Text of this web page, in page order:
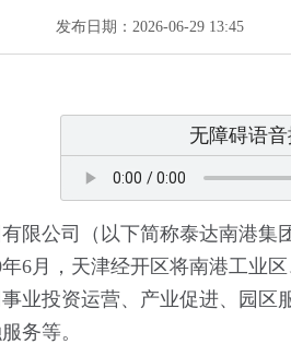
发布日期：2026-06-29 13:45
无障碍语
限公司（以下简称泰达南港
6月，天津经开区将南港工业
业投资运营、产业促进、园
务等。